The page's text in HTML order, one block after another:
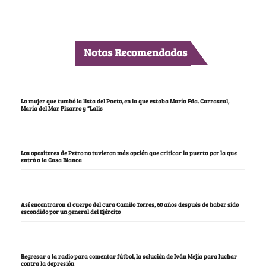
Notas Recomendadas
La mujer que tumbó la lista del Pacto, en la que estaba María Fda. Carrascal,
María del Mar Pizarro y “Lalis
Los opositores de Petro no tuvieron más opción que criticar la puerta por la que
entró a la Casa Blanca
Así encontraron el cuerpo del cura Camilo Torres, 60 años después de haber sido
escondido por un general del Ejército
Regresar a la radio para comentar fútbol, la solución de Iván Mejía para luchar
contra la depresión